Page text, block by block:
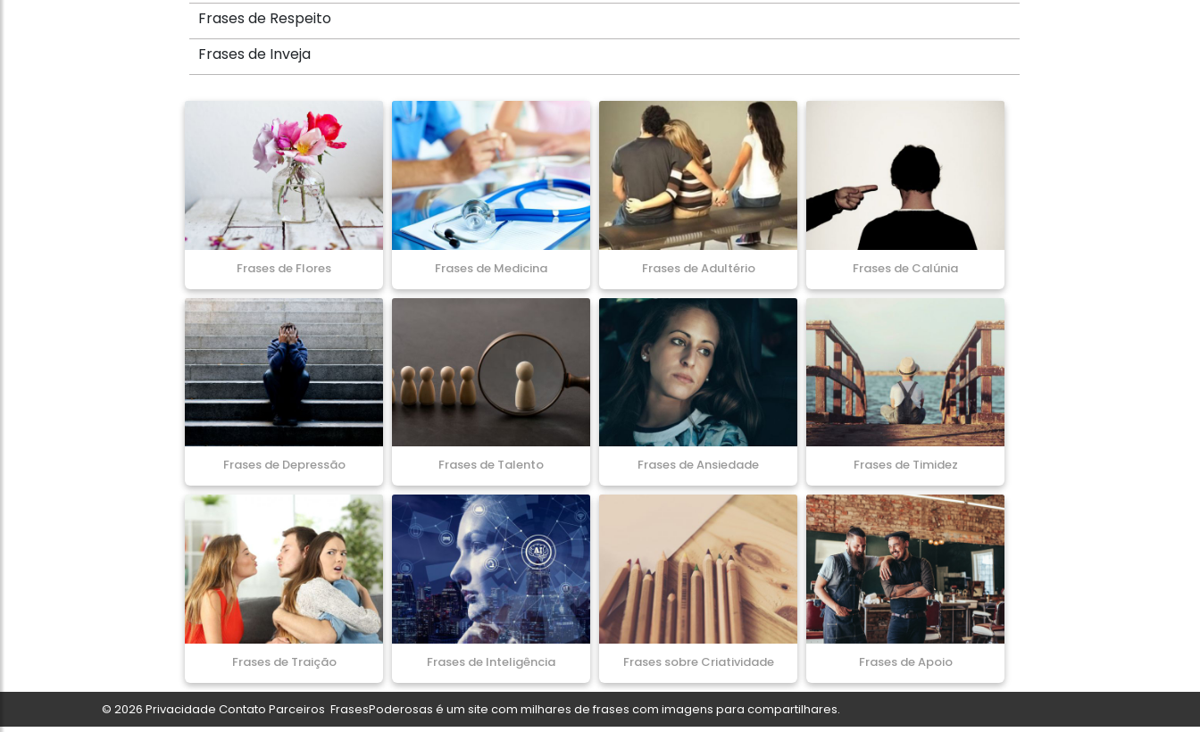
Frases de Respeito
Frases de Inveja
Frases de Flores Frases de Medicina Frases de Adultério Frases de Calúnia
Frases de Depressão Frases de Talento Frases de Ansiedade Frases de Timidez
Frases de Traição Frases de Inteligência Frases sobre Criatividade Frases de Apoio
© 2026 Privacidade Contato Parceiros FrasesPoderosas é um site com milhares de frases com imagens para compartilhares.